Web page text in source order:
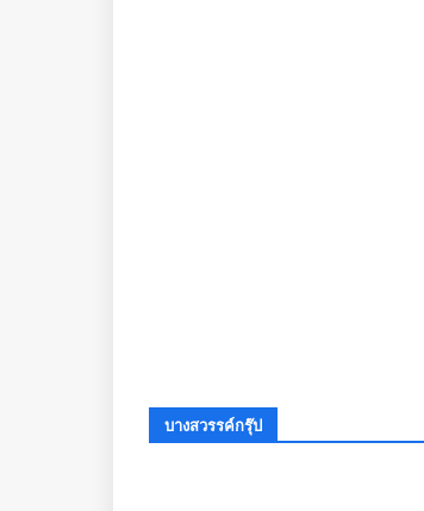
บางสวรรค์กรุ๊ป